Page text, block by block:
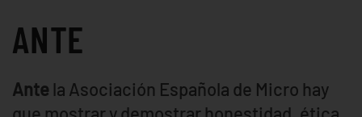
ANTE
Ante la Asociación Española de Micro hay